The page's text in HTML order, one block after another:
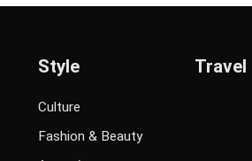
Style
Culture
Fashion & Beauty
Travel